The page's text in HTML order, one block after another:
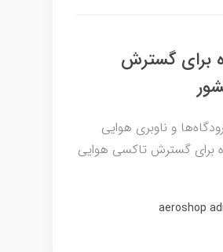
برای گسترش
و ناوبری هوایی
برای گسترش تاکسی هوایی
aeroshop